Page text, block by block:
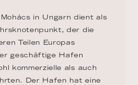
in Ungarn dient als
der die
Teilen Europas
geschäftige Hafen
kommerzielle als auch
Der Hafen hat eine